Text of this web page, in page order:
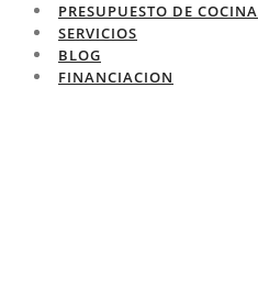
PRESUPUESTO DE COCINA
SERVICIOS
BLOG
FINANCIACION